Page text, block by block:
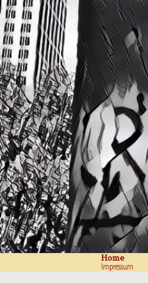
Home
Impressum